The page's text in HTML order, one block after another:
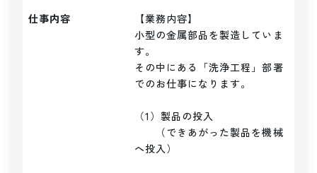
仕事内容
【業務内容】
小型の金属部品を製造していま
す。
その中にある「洗浄工程」部署
でのお仕事になります。
（1）製品の投入
（できあがった製品を機械
へ投入）